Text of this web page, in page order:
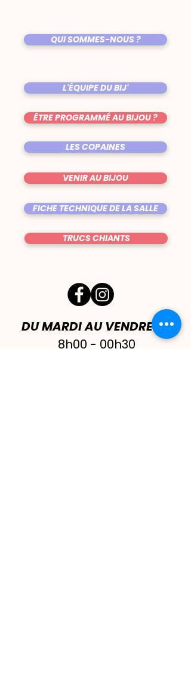
QUI SOMMES-NOUS ?
L'ÉQUIPE DU BIJ'
ÊTRE PROGRAMMÉ AU BIJOU ?
LES COPAINES
VENIR AU BIJOU
FICHE TECHNIQUE DE LA SALLE
TRUCS CHIANTS
DU MARDI AU VENDREDI|
8h00 - 00h30